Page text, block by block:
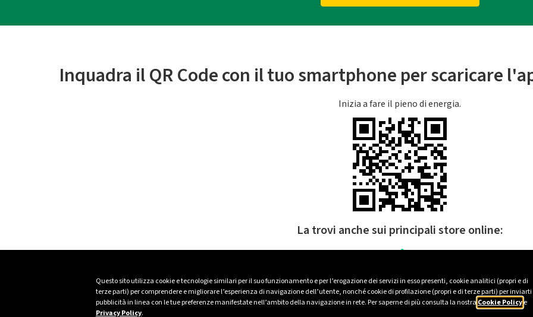
Questo sito utilizza cookie e tecnologie similari per il suo funzionamento e per l’erogazione dei servizi in esso presenti, cookie analitici (propri e di
terze parti) per comprendere e migliorare l’esperienza di navigazione dell’utente, nonché cookie di profilazione (propri e di terze parti) per inviarti
pubblicità in linea con le tue preferenze manifestate nell’ambito della navigazione in rete. Per saperne di più consulta la nostra Cookie Policye
Privacy Policy.
Inquadra il QR Code con il tuo smartphone per scaricare
Inizia a fare il pieno di energia.
La trovi anche sui principali store online: